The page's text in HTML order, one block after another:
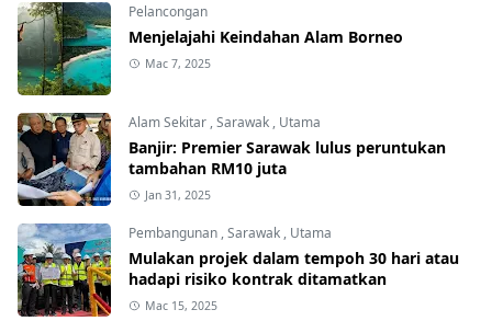
Pelancongan
Menjelajahi Keindahan Alam Borneo
Mac 7, 2025
Alam Sekitar ,Sarawak , Utama
Banjir: Premier Sarawak lulus peruntukan
tambahan RM10 juta
Jan 31, 2025
Pembangunan ,Sarawak , Utama
Mulakan projek dalam tempoh 30 hari atau
hadapi risiko kontrak ditamatkan
Mac 15, 2025